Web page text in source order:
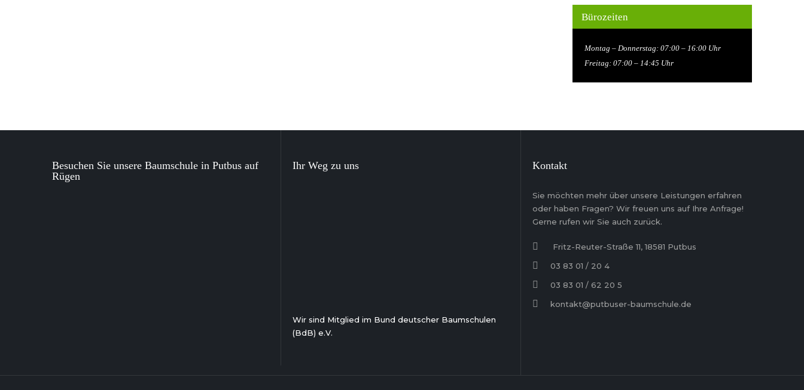
Bürozeiten
Montag – Donnerstag: 07:00 – 16:00 Uhr
Freitag: 07:00 – 14:45 Uhr
Besuchen Sie unsere Baumschule in Putbus auf
Rügen
Ihr Weg zu uns
Wir sind Mitglied im Bund deutscher Baumschulen
(BdB) e.V.
Kontakt
Sie möchten mehr über unsere Leistungen erfahren
oder haben Fragen? Wir freuen uns auf Ihre Anfrage!
Gerne rufen wir Sie auch zurück.
Fritz-Reuter-Straße 11, 18581 Putbus
03 83 01 / 20 4
03 83 01 / 62 20 5
kontakt@putbuser-baumschule.de